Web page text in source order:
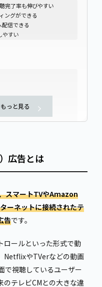
完了率も伸びやすい
ングができる
信できる
やすい
を用意する
み合わせる
がよい？
される？
もっと見る
広告とは
スマートTVやAmazon
ーネットに接続されたテ
告です。
ロールといった形式で動
NetflixやTVerなどの動画
で視聴しているユーザー
のテレビCMとの大きな違